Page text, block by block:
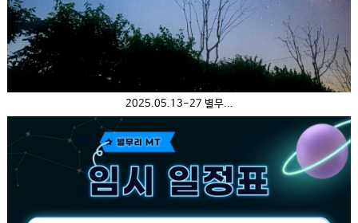
2025.05.13-27 별무...